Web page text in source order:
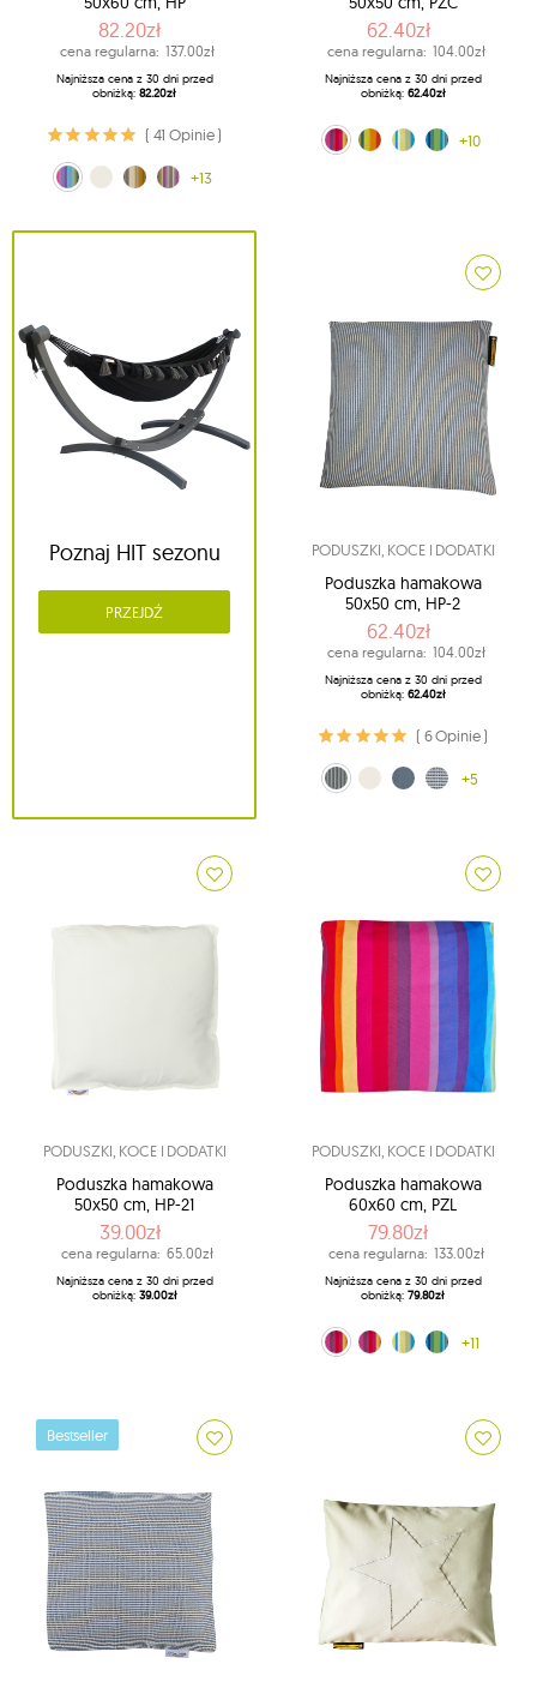
82.20zł
cena regularna: 137.00zł
Najniższa cena z 30 dni przed
obniżką: 82.20zł
( 41 Opinie )
Multiple (160)
ecru (209)
wzór łowicki (244)
Folsom (254)
+13
62.40zł
cena regularna: 104.00zł
Najniższa cena z 30 dni przed
obniżką: 62.40zł
Multiple (160)
Kuna Yala (188)
lemon (204)
niebieski (242)
+10
Poznaj HIT sezonu
PRZEJDŹ
PODUSZKI, KOCE I DODATKI
Poduszka hamakowa
50x50 cm, HP-2
62.40zł
cena regularna: 104.00zł
Najniższa cena z 30 dni przed
obniżką: 62.40zł
( 6 Opinie )
niebiesko-kremowy (0313)
ecru (209)jeans (312)
biało-niebieski (321)
+5
PODUSZKI, KOCE I DODATKI
Poduszka hamakowa
50x50 cm, HP-21
39.00zł
cena regularna: 65.00zł
Najniższa cena z 30 dni przed
obniżką: 39.00zł
PODUSZKI, KOCE I DODATKI
Poduszka hamakowa
60x60 cm, PZL
79.80zł
cena regularna: 133.00zł
Najniższa cena z 30 dni przed
obniżką: 79.80zł
Multiple (160)
Kuna Yala (188)
lemon (204)
niebieski (242)
+11
Bestseller